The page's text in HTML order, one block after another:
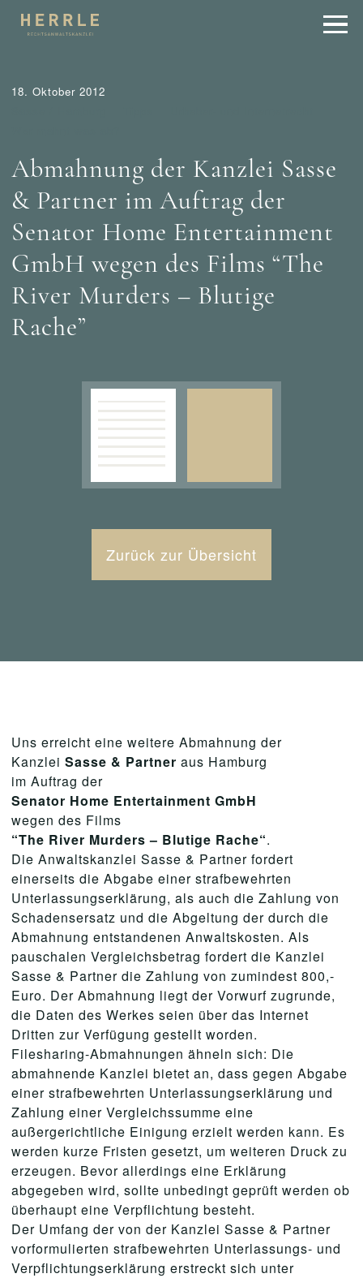
18. Oktober 2012
Abmahnung der Kanzlei Sasse
& Partner im Auftrag der
Senator Home Entertainment
GmbH wegen des Films “The
River Murders – Blutige
Rache”
Zurück zur Übersicht
Uns erreicht eine weitere Abmahnung der
Kanzlei Sasse & Partner aus Hamburg
im Auftrag der
Senator Home Entertainment GmbH
wegen des Films
“The River Murders – Blutige Rache“.
Die Anwaltskanzlei Sasse & Partner fordert
einerseits die Abgabe einer strafbewehrten
Unterlassungserklärung, als auch die Zahlung von
Schadensersatz und die Abgeltung der durch die
Abmahnung entstandenen Anwaltskosten. Als
pauschalen Vergleichsbetrag fordert die Kanzlei
Sasse & Partner die Zahlung von zumindest 800,-
Euro. Der Abmahnung liegt der Vorwurf zugrunde,
die Daten des Werkes seien über das Internet
Dritten zur Verfügung gestellt worden.
Filesharing-Abmahnungen ähneln sich: Die
abmahnende Kanzlei bietet an, dass gegen Abgabe
einer strafbewehrten Unterlassungserklärung und
Zahlung einer Vergleichssumme eine
außergerichtliche Einigung erzielt werden kann. Es
werden kurze Fristen gesetzt, um weiteren Druck zu
erzeugen. Bevor allerdings eine Erklärung
abgegeben wird, sollte unbedingt geprüft werden ob
überhaupt eine Verpflichtung besteht.
Der Umfang der von der Kanzlei Sasse & Partner
vorformulierten strafbewehrten Unterlassungs- und
Verpflichtungserklärung erstreckt sich unter